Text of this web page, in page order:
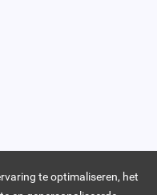
te optimaliseren, het